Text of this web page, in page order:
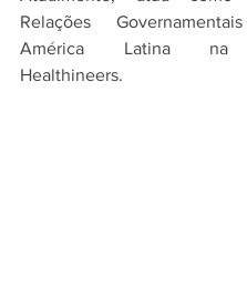
Relações
América Latina na
Healthineers.